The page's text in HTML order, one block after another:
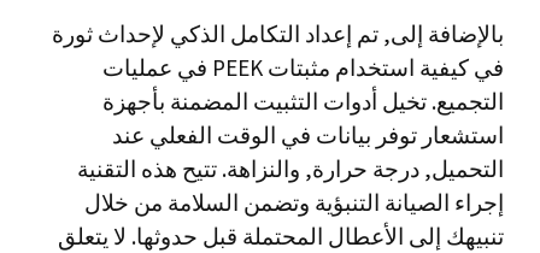
بالإضافة إلى, تم إعداد التكامل الذكي لإحداث ثورة
في كيفية استخدام مثبتات PEEK في عمليات
التجميع. تخيل أدوات التثبيت المضمنة بأجهزة
استشعار توفر بيانات في الوقت الفعلي عند
التحميل, درجة حرارة, والنزاهة. تتيح هذه التقنية
إجراء الصيانة التنبؤية وتضمن السلامة من خلال
تنبيهك إلى الأعطال المحتملة قبل حدوثها. لا يتعلق